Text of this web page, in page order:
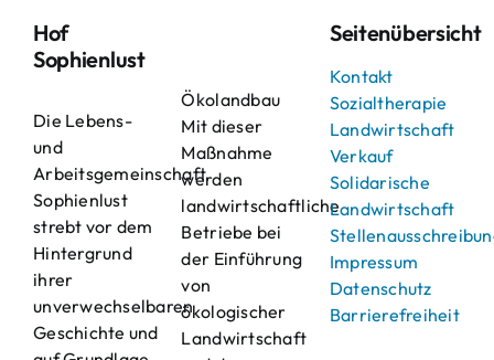
Hof
Sophienlust
Die Lebens-
und
Arbeitsgemeinschaft
Sophienlust
strebt vor dem
Hintergrund
ihrer
unverwechselbaren
Geschichte und
Ökolandbau
Mit dieser
Maßnahme
werden
landwirtschaftliche
Betriebe bei
der Einführung
von
ökologischer
Landwirtschaft
Seitenübersicht
Kontakt
Sozialtherapie
Landwirtschaft
Verkauf
Solidarische
Landwirtschaft
Impressum
Datenschutz
Barrierefreiheit